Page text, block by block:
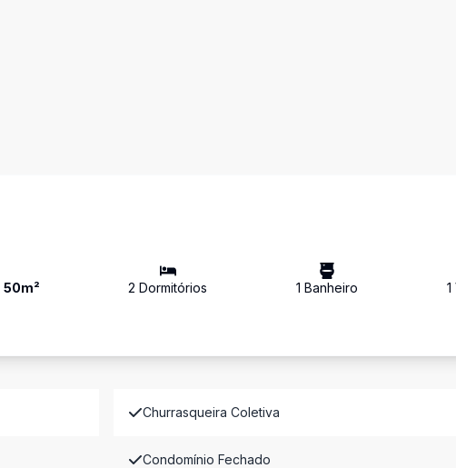
50m² 2 Dormitórios 1 Banheiro 1
Churrasqueira Coletiva
Condomínio Fechado